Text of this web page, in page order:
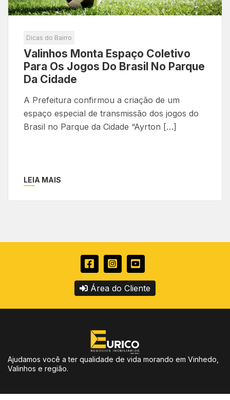
Dicas do Bairro
Valinhos Monta Espaço Coletivo
Para Os Jogos Do Brasil No Parque
Da Cidade
A Prefeitura confirmou a criação de um
espaço especial de transmissão dos jogos do
Brasil no Parque da Cidade “Ayrton […]
LEIA MAIS
Área do Cliente
Ajudamos você a ter qualidade de vida morando em Vinhedo,
Valinhos e região.